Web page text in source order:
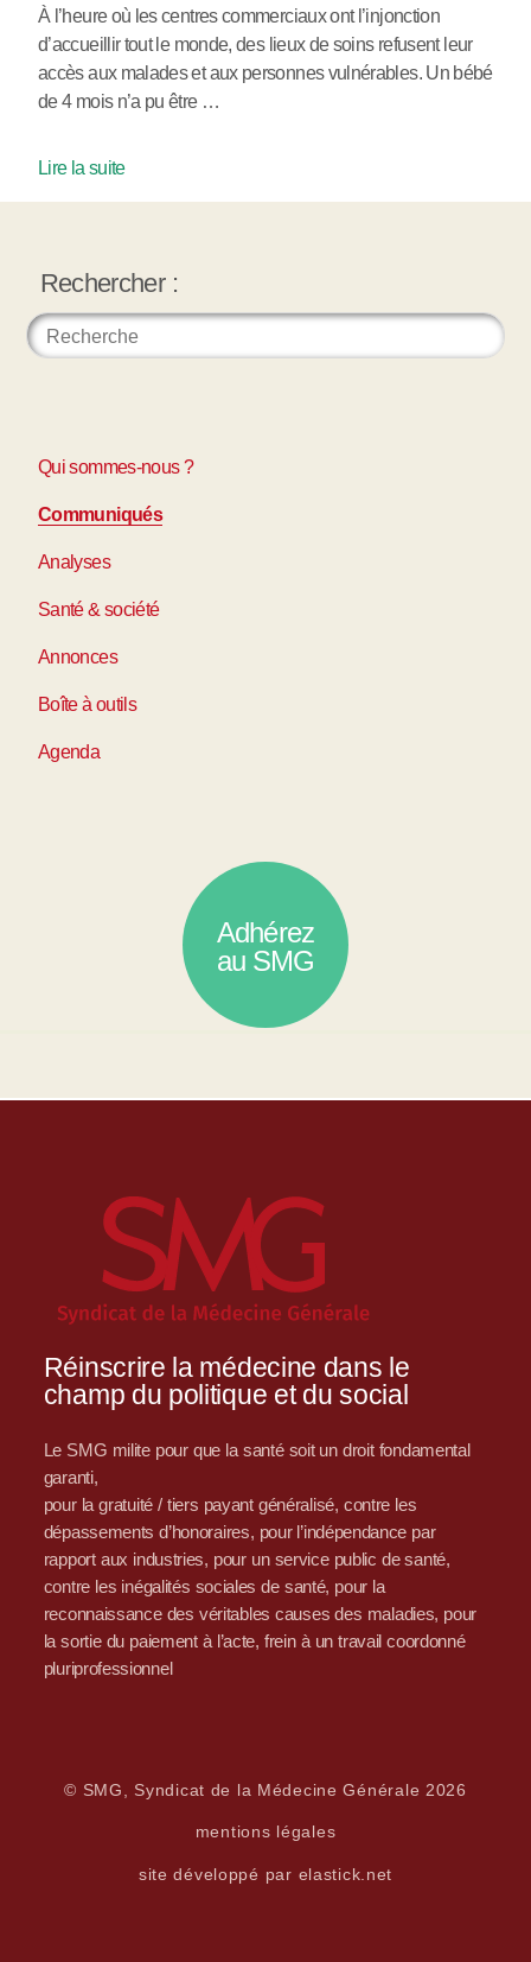
À l’heure où les centres commerciaux ont l’injonction
d’accueillir tout le monde, des lieux de soins refusent leur
accès aux malades et aux personnes vulnérables. Un bébé
de 4 mois n’a pu être …
Lire la suite
Rechercher :
Qui sommes-nous ?
Communiqués
Analyses
Santé & société
Annonces
Boîte à outils
Agenda
Adhérez
au SMG
Réinscrire la médecine dans le
champ du politique et du social
Le SMG milite pour que la santé soit un droit fondamental
garanti,
pour la gratuité / tiers payant généralisé, contre les
dépassements d’honoraires, pour l’indépendance par
rapport aux industries, pour un service public de santé,
contre les inégalités sociales de santé, pour la
reconnaissance des véritables causes des maladies, pour
la sortie du paiement à l’acte, frein à un travail coordonné
pluriprofessionnel
© SMG, Syndicat de la Médecine Générale 2026
mentions légales
site développé par elastick.net